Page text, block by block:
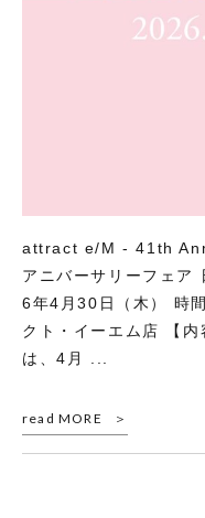
attract e/M - 41th
アニバーサリーフェア
6年4月30日（木） 時
クト・イーエム店 【
は、4月 ...
read MORE